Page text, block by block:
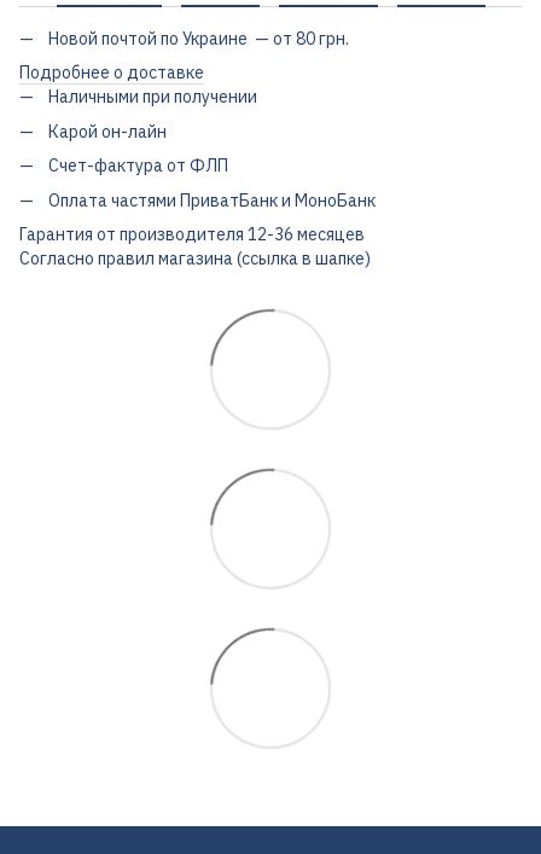
Новой почтой по Украине — от 80 грн.
Подробнее о доставке
Наличными при получении
Карой он-лайн
Счет-фактура от ФЛП
Оплата частями ПриватБанк и МоноБанк
Гарантия от производителя 12-36 месяцев
Согласно правил магазина (ссылка в шапке)